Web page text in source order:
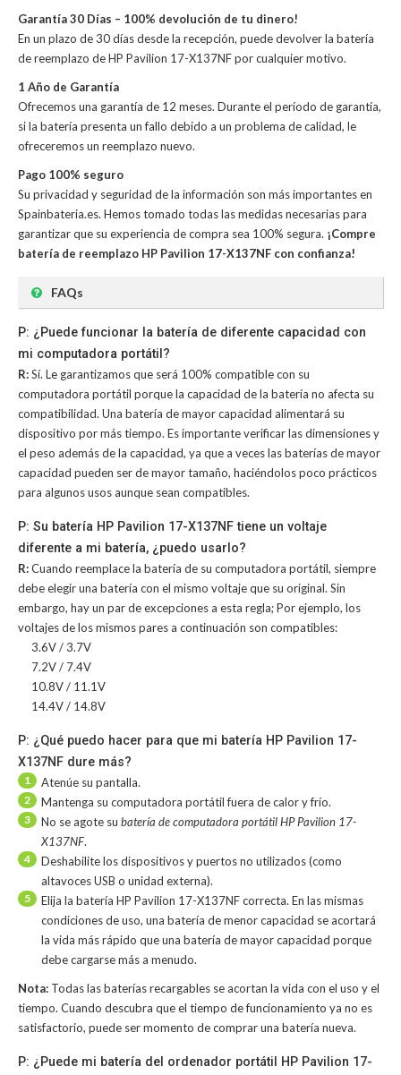
Garantía 30 Días – 100% devolución de tu dinero!
En un plazo de 30 días desde la recepción, puede devolver la batería
de reemplazo de HP Pavilion 17-X137NFpor cualquier motivo.
1 Año de Garantía
Ofrecemos una garantía de 12 meses. Durante el período de garantía,
si la batería presenta un fallo debido a un problema de calidad, le
ofreceremos un reemplazo nuevo.
Pago 100% seguro
Su privacidad y seguridad de la información son más importantes en
Spainbateria.es. Hemos tomado todas las medidas necesarias para
garantizar que su experiencia de compra sea 100% segura. ¡Compre
batería de reemplazo HP Pavilion 17-X137NF con confianza!
FAQs
P: ¿Puede funcionar la batería de diferente capacidad con
mi computadora portátil?
R:Sí. Le garantizamos que será 100% compatible con su
computadora portátil porque la capacidad de la batería no afecta su
compatibilidad. Una batería de mayor capacidad alimentará su
dispositivo por más tiempo. Es importante verificar las dimensiones y
el peso además de la capacidad, ya que a veces las baterías de mayor
capacidad pueden ser de mayor tamaño, haciéndolos poco prácticos
para algunos usos aunque sean compatibles.
P: Su batería HP Pavilion 17-X137NF tiene un voltaje
diferente a mi batería, ¿puedo usarlo?
R:Cuando reemplace la batería de su computadora portátil, siempre
debe elegir una batería con el mismo voltaje que su original. Sin
embargo, hay un par de excepciones a esta regla; Por ejemplo, los
voltajes de los mismos pares a continuación son compatibles:
3.6V / 3.7V
7.2V / 7.4V
10.8V / 11.1V
14.4V / 14.8V
P: ¿Qué puedo hacer para que mi batería HP Pavilion 17-
X137NF dure más?
1 Atenúe su pantalla.
2 Mantenga su computadora portátil fuera de calor y frío.
3 No se agote su batería de computadora portátil HP Pavilion 17-
X137NF.
4
Deshabilite los dispositivos y puertos no utilizados (como
altavoces USB o unidad externa).
5
Elija la batería HP Pavilion 17-X137NF correcta. En las mismas
condiciones de uso, una batería de menor capacidad se acortará
la vida más rápido que una batería de mayor capacidad porque
debe cargarse más a menudo.
Nota: Todas las baterías recargables se acortan la vida con el uso y el
tiempo. Cuando descubra que el tiempo de funcionamiento ya no es
satisfactorio, puede ser momento de comprar una batería nueva.
P: ¿Puede mi batería del ordenador portátil HP Pavilion 17-